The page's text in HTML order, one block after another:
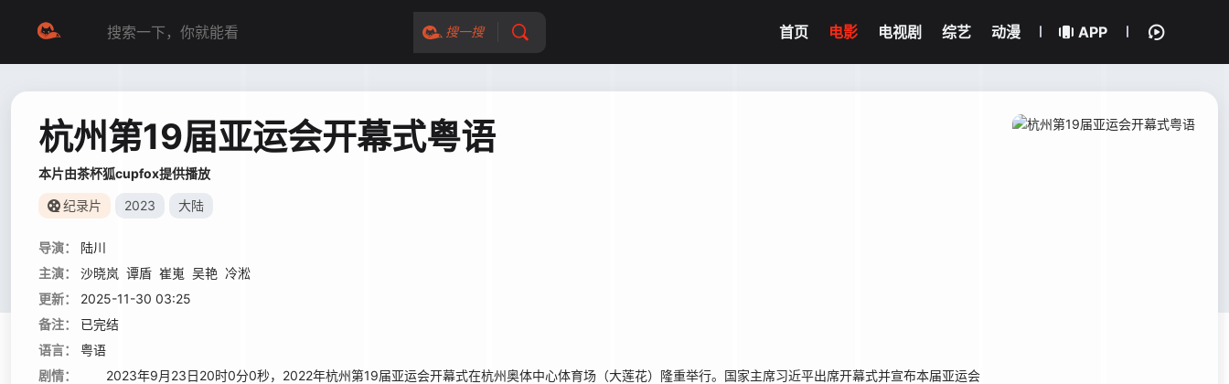
搜一搜 首页 电影 电视剧 综艺 动漫 APP
杭州第19届亚运会开幕式粤语
本片由茶杯狐cupfox提供播放
纪录片 2023 大陆
导演：
陆川
主演：
沙晓岚 谭盾 崔嵬 吴艳 冷淞
更新：
2025-11-30 03:25
备注：
已完结
语言：
粤语
剧情：
2023年9月23日20时0分0秒，2022年杭州第19届亚运会开幕式在杭州奥体中心体育场（大莲花）隆重举行。国家主席习近平出席开幕式并宣布本届亚运会